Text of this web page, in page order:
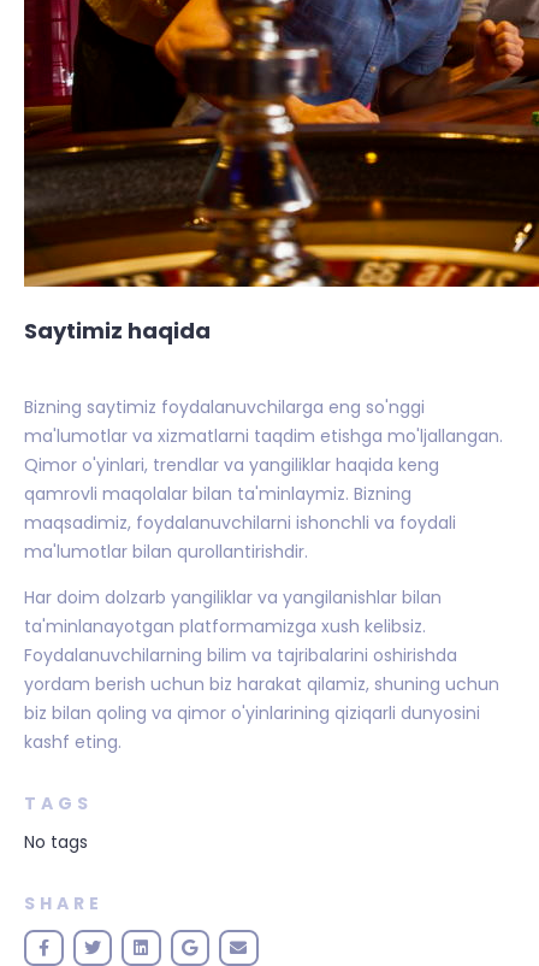
Saytimiz haqida
Bizning saytimiz foydalanuvchilarga eng so'nggi
ma'lumotlar va xizmatlarni taqdim etishga mo'ljallangan.
Qimor o'yinlari, trendlar va yangiliklar haqida keng
qamrovli maqolalar bilan ta'minlaymiz. Bizning
maqsadimiz, foydalanuvchilarni ishonchli va foydali
ma'lumotlar bilan qurollantirishdir.
Har doim dolzarb yangiliklar va yangilanishlar bilan
ta'minlanayotgan platformamizga xush kelibsiz.
Foydalanuvchilarning bilim va tajribalarini oshirishda
yordam berish uchun biz harakat qilamiz, shuning uchun
biz bilan qoling va qimor o'yinlarining qiziqarli dunyosini
kashf eting.
TAGS
No tags
SHARE